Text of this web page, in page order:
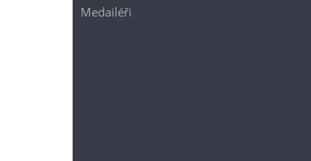
Medailéři